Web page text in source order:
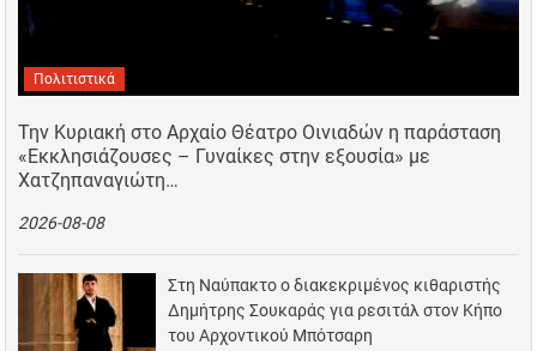
Πολιτιστικά
Την Κυριακή στο Αρχαίο Θέατρο Οινιαδών η παράσταση
«Εκκλησιάζουσες – Γυναίκες στην εξουσία» με
Χατζηπαναγιώτη…
2026-08-08
Στη Ναύπακτο ο διακεκριμένος κιθαριστής
Δημήτρης Σουκαράς για ρεσιτάλ στον Κήπο
του Αρχοντικού Μπότσαρη